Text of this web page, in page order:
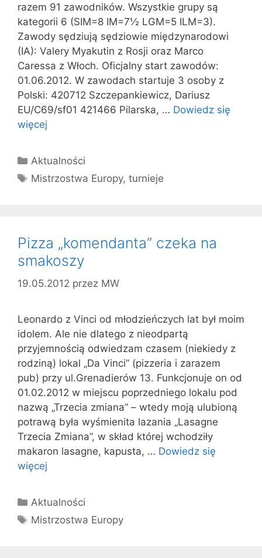
razem 91 zawodników. Wszystkie grupy są
kategorii 6 (SIM=8 IM=7½ LGM=5 ILM=3).
Zawody sędziują sędziowie międzynarodowi
(IA): Valery Myakutin z Rosji oraz Marco
Caressa z Włoch. Oficjalny start zawodów:
01.06.2012. W zawodach startuje 3 osoby z
Polski: 420712 Szczepankiewicz, Dariusz
EU/C69/sf01 421466 Pilarska, … Dowiedz się
więcej
Kategorie
Aktualności
Tagi
Mistrzostwa Europy,turnieje
Pizza „komendanta” czeka na
smakoszy
19.05.2012 przez MW
Leonardo z Vinci od młodzieńczych lat był moim
idolem. Ale nie dlatego z nieodpartą
przyjemnością odwiedzam czasem (niekiedy z
rodziną) lokal „Da Vinci” (pizzeria i zarazem
pub) przy ul.Grenadierów 13. Funkcjonuje on od
01.02.2012 w miejscu poprzedniego lokalu pod
nazwą „Trzecia zmiana” – wtedy moją ulubioną
potrawą była wyśmienita lazania „Lasagne
Trzecia Zmiana”, w skład której wchodziły
makaron lasagne, kapusta, … Dowiedz się
więcej
Kategorie
Aktualności
Tagi
Mistrzostwa Europy